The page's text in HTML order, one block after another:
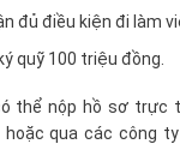
đủ điều kiện đi làm
quỹ 100 triệu đồng.
thể nộp hồ sơ trực
qua các công